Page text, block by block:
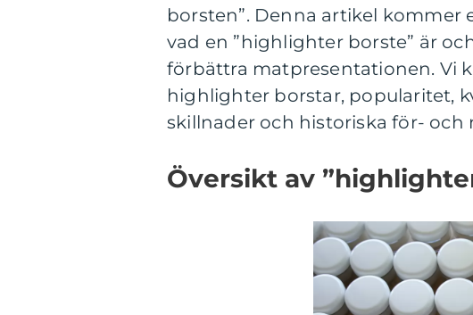
borsten”. Denna artikel
vad en ”highlighter borste” är
förbättra matpresentationen. Vi
highlighter borstar, popularitet,
skillnader och historiska för- och
Översikt av